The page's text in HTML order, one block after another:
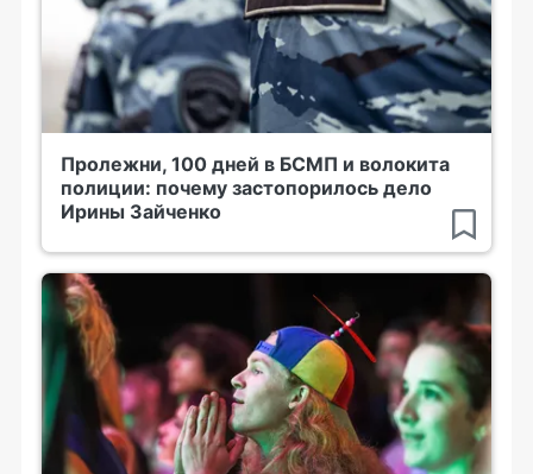
Пролежни, 100 дней в БСМП и волокита
полиции: почему застопорилось дело
Ирины Зайченко